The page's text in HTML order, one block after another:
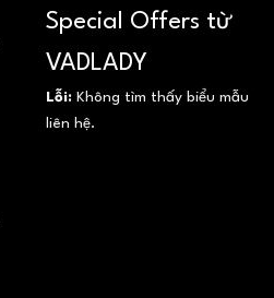
Special Offers từ
VADLADY
Lỗi: Không tìm thấy biểu mẫu
liên hệ.